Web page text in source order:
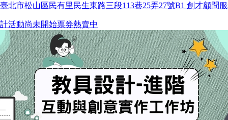
北市松山區民有里民生東路三段113巷25弄27號B1 創才顧問
活動尚未開始票券熱賣中